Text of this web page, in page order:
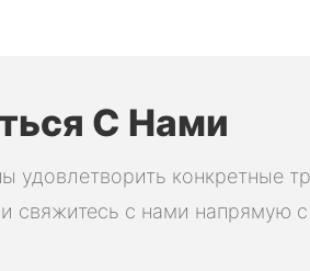
С Нами
конкретные
свяжитесь с нами напрямую